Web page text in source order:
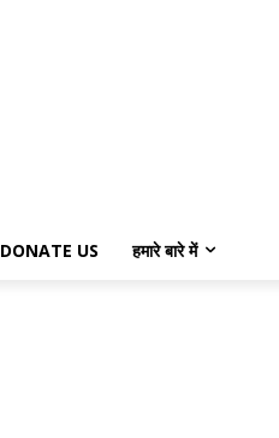
DONATE US हमारे बारे में